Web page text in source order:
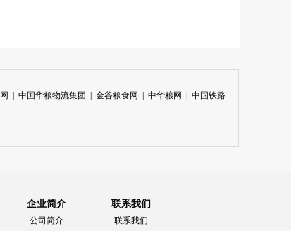
中国华粮物流集团 金谷粮食网 中华粮网 中国铁路
企业简介
公司简介
联系我们
联系我们